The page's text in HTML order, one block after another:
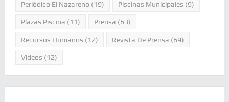
Periódico El Nazareno (19) Piscinas Municipales (9)
Plazas Piscina (11) Prensa (63)
Recursos Humanos (12) Revista De Prensa (69)
Videos (12)